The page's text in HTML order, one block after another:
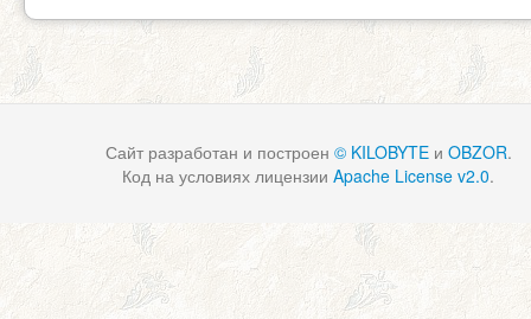
Сайт разработан и построен © KILOBYTEи OBZOR.
Код на условиях лицензии Apache License v2.0.